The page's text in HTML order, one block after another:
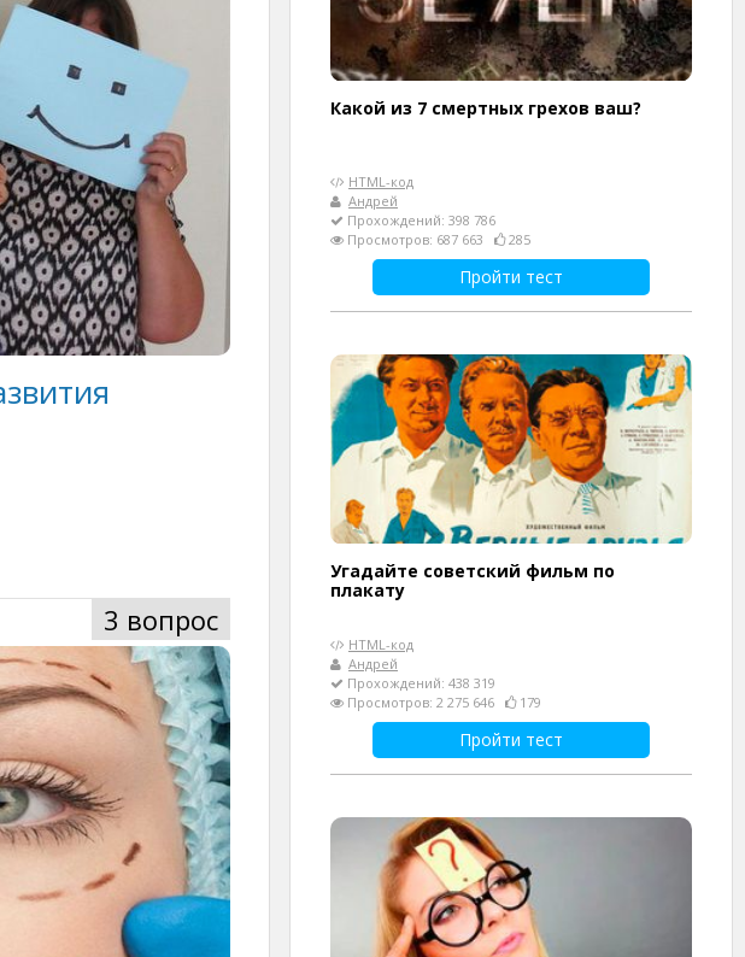
3 вопрос
Какой из 7 смертных грехов ваш?
HTML-код
Андрей
Прохождений: 398 786
Просмотров: 687 663
285
Пройти тест
Угадайте советский фильм по
плакату
HTML-код
Андрей
Прохождений: 438 319
Просмотров: 2 275 646
179
Пройти тест